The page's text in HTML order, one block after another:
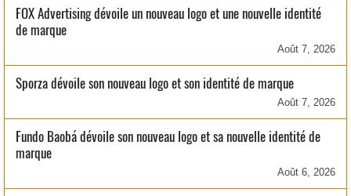
FOX Advertising dévoile un nouveau logo et une nouvelle identité
de marque
Août 7, 2026
Sporza dévoile son nouveau logo et son identité de marque
Août 7, 2026
Fundo Baobá dévoile son nouveau logo et sa nouvelle identité de
marque
Août 6, 2026